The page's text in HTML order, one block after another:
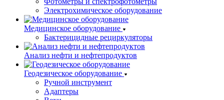
Электрохимическое оборудование
Медицинское оборудование
Бактерицидные рециркуляторы
Анализ нефти и нефтепродуктов
Геодезическое оборудование
Ручной инструмент
Адаптеры